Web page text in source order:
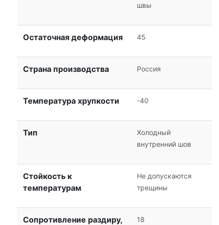
швы
Остаточная деформация 45
Страна производства Россия
Температура хрупкости -40
Тип
Холодный
внутренний шов
Стойкость к
температурам
Не допускаются
трещины
Сопротивление раздиру,
18